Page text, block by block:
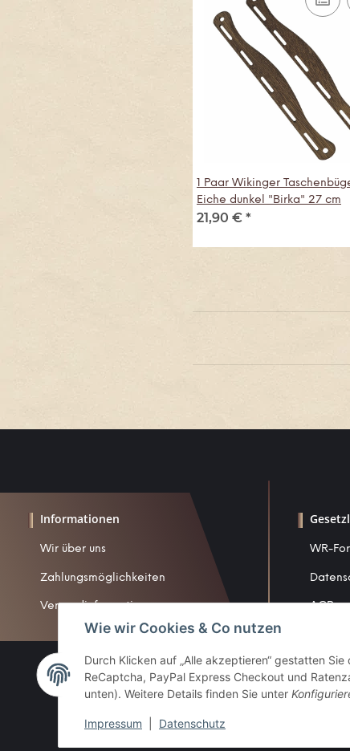
1 Paar Wikinger
Eiche dunkel "Birka" 27 cm
21,90 € *
Informationen
Wir über uns
Zahlungsmöglichkeiten
Versandinformationen
WR-
AGB
Wie wir Cookies & Co nutzen
Durch Klicken auf „Alle akzeptieren“ gestatten
ReCaptcha, PayPal Express Checkout und
unten). Weitere Details finden Sie unter
Impressum Datenschutz